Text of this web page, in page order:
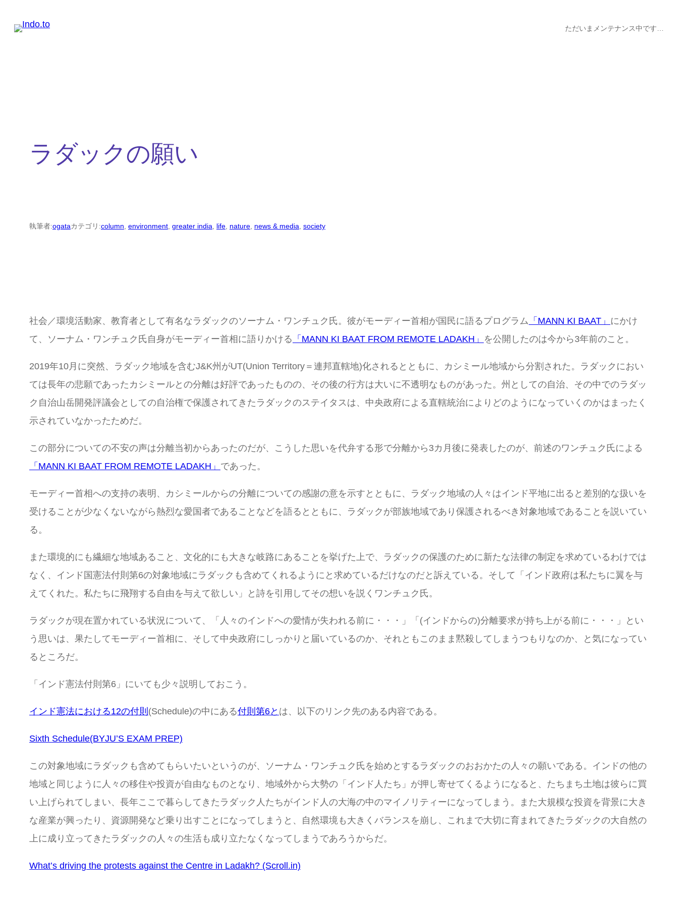
ただいまメンテナンス中です…
ラダックの願い
執筆者:ogataカテゴリ:column, environment, greater india, life, nature, news & media, society
社会／環境活動家、教育者として有名なラダックのソーナム・ワンチュク氏。彼がモーディー首相が国民に語るプログラム 「MANN KI BAAT」 にかけ
て、ソーナム・ワンチュク氏自身がモーディー首相に語りかける 「MANN KI BAAT FROM REMOTE LADAKH」 を公開したのは今から3年前のこと。
2019年10月に突然、ラダック地域を含むJ&K州がUT(Union Territory＝連邦直轄地)化されるとともに、カシミール地域から分割された。ラダックにおい
ては長年の悲願であったカシミールとの分離は好評であったものの、その後の行方は大いに不透明なものがあった。州としての自治、その中でのラダッ
ク自治山岳開発評議会としての自治権で保護されてきたラダックのステイタスは、中央政府による直轄統治によりどのようになっていくのかはまったく
示されていなかったためだ。
この部分についての不安の声は分離当初からあったのだが、こうした思いを代弁する形で分離から3カ月後に発表したのが、前述のワンチュク氏による
「MANN KI BAAT FROM REMOTE LADAKH」 であった。
モーディー首相への支持の表明、カシミールからの分離についての感謝の意を示すとともに、ラダック地域の人々はインド平地に出ると差別的な扱いを
受けることが少なくないながら熱烈な愛国者であることなどを語るとともに、ラダックが部族地域であり保護されるべき対象地域であることを説いてい
る。
また環境的にも繊細な地域あること、文化的にも大きな岐路にあることを挙げた上で、ラダックの保護のために新たな法律の制定を求めているわけでは
なく、インド国憲法付則第6の対象地域にラダックも含めてくれるようにと求めているだけなのだと訴えている。そして「インド政府は私たちに翼を与
えてくれた。私たちに飛翔する自由を与えて欲しい」と詩を引用してその想いを説くワンチュク氏。
ラダックが現在置かれている状況について、「人々のインドへの愛情が失われる前に・・・」「(インドからの)分離要求が持ち上がる前に・・・」とい
う思いは、果たしてモーディー首相に、そして中央政府にしっかりと届いているのか、それともこのまま黙殺してしまうつもりなのか、と気になってい
るところだ。
「インド憲法付則第6」にいても少々説明しておこう。
インド憲法における12の付則 (Schedule)の中にある付則第6と は、以下のリンク先のある内容である。
Sixth Schedule(BYJU’S EXAM PREP)
この対象地域にラダックも含めてもらいたいというのが、ソーナム・ワンチュク氏を始めとするラダックのおおかたの人々の願いである。インドの他の
地域と同じように人々の移住や投資が自由なものとなり、地域外から大勢の「インド人たち」が押し寄せてくるようになると、たちまち土地は彼らに買
い上げられてしまい、長年ここで暮らしてきたラダック人たちがインド人の大海の中のマイノリティーになってしまう。また大規模な投資を背景に大き
な産業が興ったり、資源開発など乗り出すことになってしまうと、自然環境も大きくバランスを崩し、これまで大切に育まれてきたラダックの大自然の
上に成り立ってきたラダックの人々の生活も成り立たなくなってしまうであろうからだ。
What’s driving the protests against the Centre in Ladakh? (Scroll.in)